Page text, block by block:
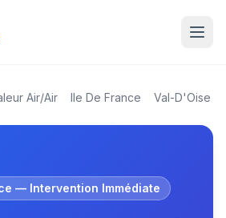
Air/air Ile De France Val-D'Oise
— Intervention Immédiate